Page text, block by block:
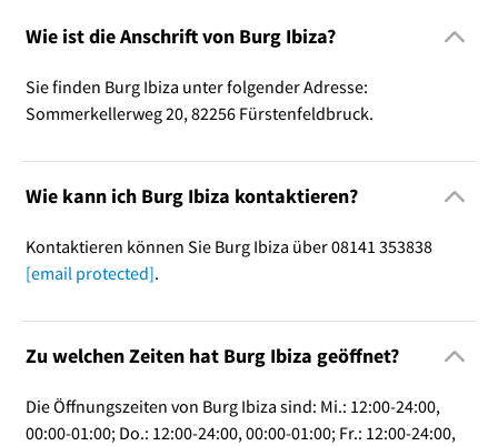
Wie ist die Anschrift von Burg Ibiza?
Sie finden Burg Ibiza unter folgender Adresse:
Sommerkellerweg 20, 82256 Fürstenfeldbruck.
Wie kann ich Burg Ibiza kontaktieren?
Kontaktieren können Sie Burg Ibiza über 08141 353838
[email protected].
Zu welchen Zeiten hat Burg Ibiza geöffnet?
Die Öffnungszeiten von Burg Ibiza sind: Mi.: 12:00-24:00,
00:00-01:00; Do.: 12:00-24:00, 00:00-01:00; Fr.: 12:00-24:00,